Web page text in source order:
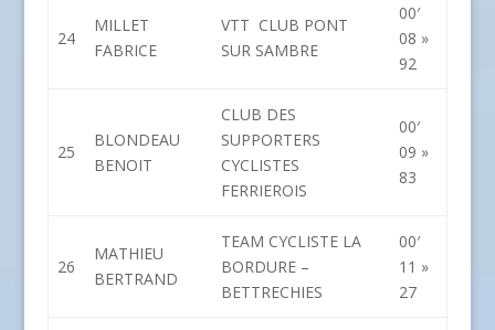
24
MILLET
FABRICE
VTT CLUB PONT
SUR SAMBRE
00′
08 »
92
25
BLONDEAU
BENOIT
CLUB DES
SUPPORTERS
CYCLISTES
FERRIEROIS
00′
09 »
83
26
MATHIEU
BERTRAND
TEAM CYCLISTE LA
BORDURE –
BETTRECHIES
00′
11 »
27